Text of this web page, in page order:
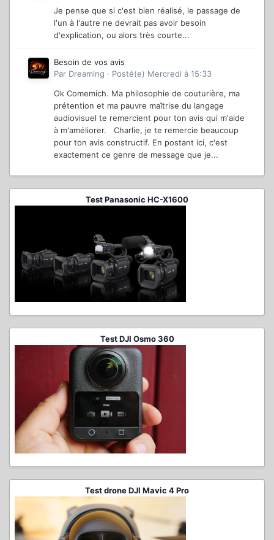
Je pense que si c'est bien réalisé, le passage de
l'un à l'autre ne devrait pas avoir besoin
d'explication, ou alors très courte...
Besoin de vos avis
Par Dreaming · Posté(e) Mercredi à 15:33
Ok Comemich. Ma philosophie de couturière, ma
prétention et ma pauvre maîtrise du langage
audiovisuel te remercient pour ton avis qui m'aide
à m'améliorer. Charlie, je te remercie beaucoup
pour ton avis constructif. En postant ici, c'est
exactement ce genre de message que je...
Test Panasonic HC-X1600
Test DJI Osmo 360
Test drone DJI Mavic 4 Pro